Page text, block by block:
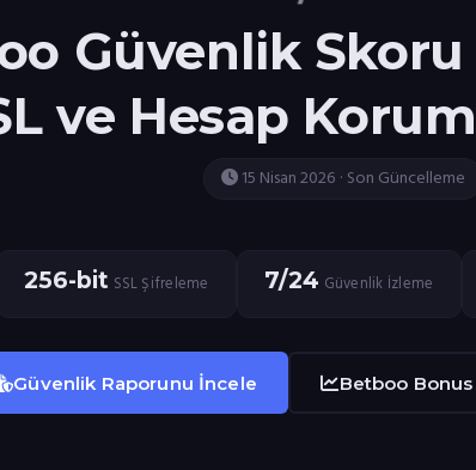
Güvenlik Skoru
ve Hesap
15 Nisan 2026 · Son Güncelleme
256-bit SSL Şifreleme 7/24 Güvenlik İzleme
Güvenlik Raporunu İncele Betboo